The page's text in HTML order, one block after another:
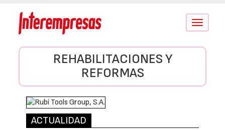
Conmutar
REHABILITACIONES Y
REFORMAS
ACTUALIDAD